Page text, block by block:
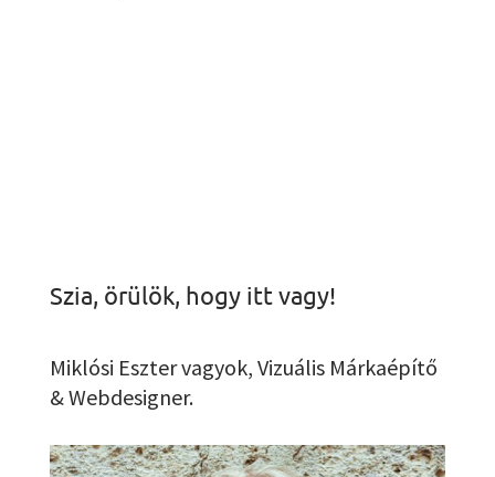
Szia, örülök, hogy itt vagy!
Miklósi Eszter vagyok, Vizuális Márkaépítő
& Webdesigner.